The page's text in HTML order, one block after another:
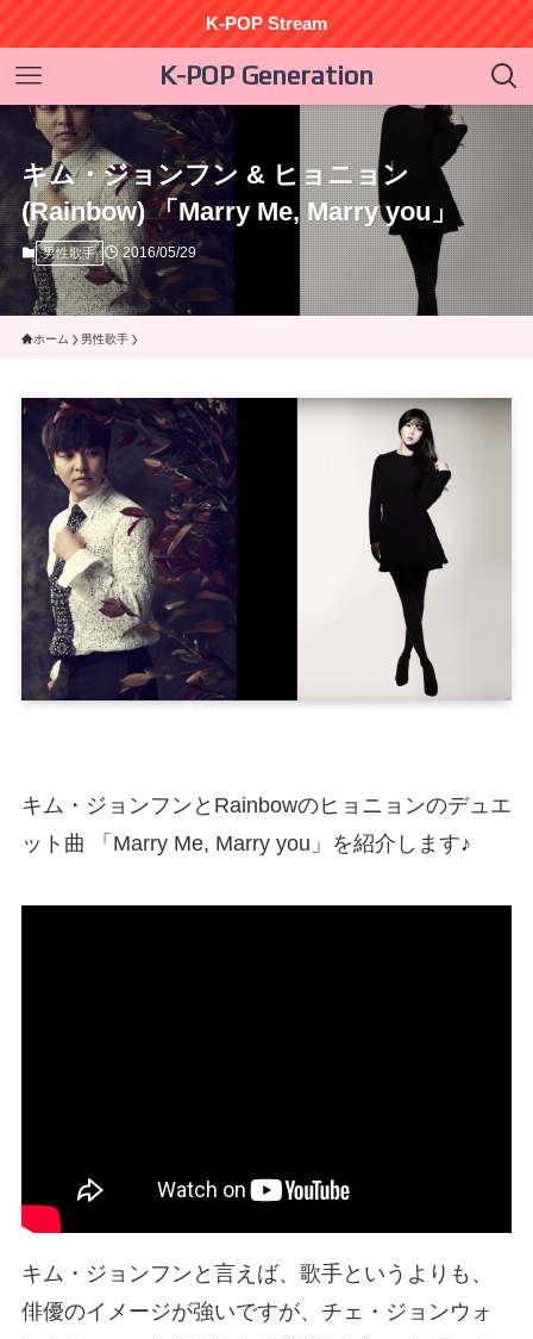
K-POP Stream
K-POP Generation
キム・ジョンフン & ヒョニョン
(Rainbow) 「Marry Me, Marry you」
男性歌手 2016/05/29
ホーム 男性歌手
キム・ジョンフンとRainbowのヒョニョンのデュエ
ット曲 「Marry Me, Marry you」を紹介します♪
キム・ジョンフンと言えば、歌手というよりも、
俳優のイメージが強いですが、チェ・ジョンウォ